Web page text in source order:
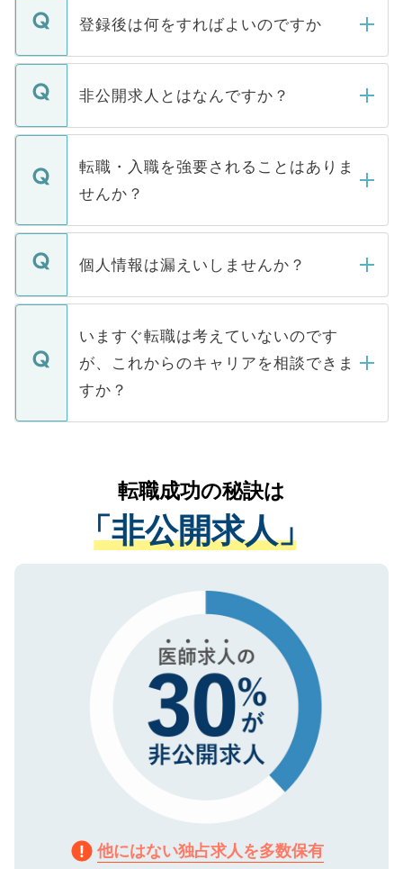
登録後は何をすればよいのですか
ご登録いただきましたら、弊社担当者がご
登録内容を確認し、その後メールもしくは
ます。通常、5営業日以内にはご連絡をせて
いただきますので、しばらくお待ちくださ
非公開求人とはなんですか？
マイナビDOCTORで取り扱っている求人の
うち約3割は、Webサイトからご覧いただ
けない「非公開求人」です。非公開求人は
下記の理由によって、一般には公開してい
ません。
■応募殺到を避けるため 人気のある医療機
関を公にしてしまうと、応募が殺到する場
に、医療機関が求める条件に合った人材の
みを人材紹介会社に依頼するケースが増え
ています。
転職・入職を強要されることはありま
せんか？
転職・入職を強要することは一切ありませ
ん。また、仮に応募先から内定をいただい
定を承諾する必要はありません。内定先へ
の辞退の連絡はキャリアパートナーが行い
個人情報は漏えいしませんか？
個人情報が漏えいすることはありませんの
で、ご安心ください。当サイトからの登録
などで収集したご登録者様の個人情報は、
ご本人のキャリアアップおよび転職活動の
支援を目的に使用いたします。お預かりし
ているすべての個人データはご本人の許可
は、個人情報の取り扱いについての厳密な
管理基準を満たした事業者のみに付与され
る、プライバシーマークを取得済みです。
で、機密保持に関してもご安心ください。
いますぐ転職は考えていないのです
が、これからのキャリアを相談できま
すか？
かがいして、現在の医療機関の状況や紹介
経験をまじえながら、適切なアドバイスを
させていただきます。すぐにご転職をされ
ない方には、長期的なサポートが可能です
ので、まずはご登録ください。
転職成功の秘訣は
「非公開求人」
他にはない独占求人を多数保有